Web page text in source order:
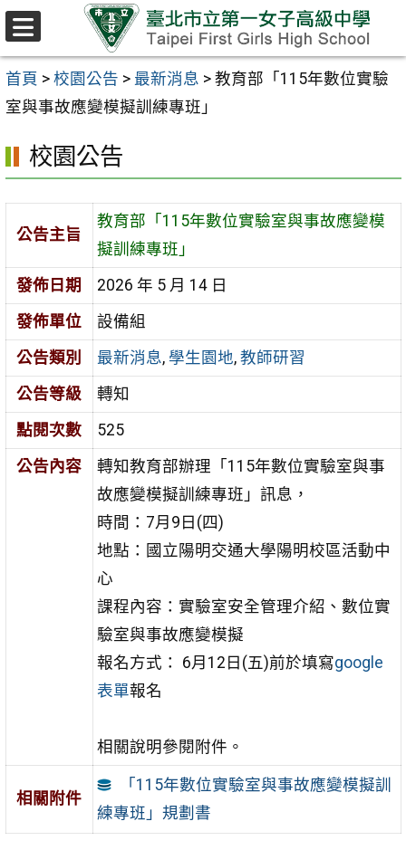
跳至主要內容區
首頁 > 校園公告 > 最新消息 > 教育部「115年數位實驗
室與事故應變模擬訓練專班」
校園公告
公告主旨
教育部「115年數位實驗室與事故應變模
擬訓練專班」
發佈日期
2026 年 5 月 14 日
發佈單位
設備組
公告類別
最新消息, 學生園地, 教師研習
公告等級
轉知
點閱次數
525
公告內容
轉知教育部辦理「115年數位實驗室與事
故應變模擬訓練專班」訊息，
時間：7月9日(四)
地點：國立陽明交通大學陽明校區活動中
心
課程內容：實驗室安全管理介紹、數位實
驗室與事故應變模擬
報名方式： 6月12日(五)前於填寫google
表單報名
相關說明參閱附件。
相關附件
「115年數位實驗室與事故應變模擬訓
練專班」規劃書
選
單